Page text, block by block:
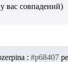
вас совпадений)
: #p68407